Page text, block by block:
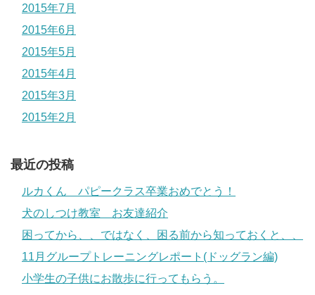
2015年7月
2015年6月
2015年5月
2015年4月
2015年3月
2015年2月
最近の投稿
ルカくん パピークラス卒業おめでとう！
犬のしつけ教室 お友達紹介
困ってから、、ではなく、困る前から知っておくと、、
11月グループトレーニングレポート(ドッグラン編)
小学生の子供にお散歩に行ってもらう。